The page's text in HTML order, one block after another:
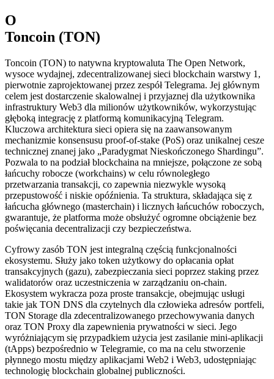
O
Toncoin (TON)
Toncoin (TON) to natywna kryptowaluta The Open Network,
wysoce wydajnej, zdecentralizowanej sieci blockchain warstwy 1,
pierwotnie zaprojektowanej przez zespół Telegrama. Jej głównym
celem jest dostarczenie skalowalnej i przyjaznej dla użytkownika
infrastruktury Web3 dla milionów użytkowników, wykorzystując
głęboką integrację z platformą komunikacyjną Telegram.
Kluczowa architektura sieci opiera się na zaawansowanym
mechanizmie konsensusu proof-of-stake (PoS) oraz unikalnej cesze
technicznej znanej jako „Paradygmat Nieskończonego Shardingu”.
Pozwala to na podział blockchaina na mniejsze, połączone ze sobą
łańcuchy robocze (workchains) w celu równoległego
przetwarzania transakcji, co zapewnia niezwykle wysoką
przepustowość i niskie opóźnienia. Ta struktura, składająca się z
łańcucha głównego (masterchain) i licznych łańcuchów roboczych,
gwarantuje, że platforma może obsłużyć ogromne obciążenie bez
poświęcania decentralizacji czy bezpieczeństwa.
Cyfrowy zasób TON jest integralną częścią funkcjonalności
ekosystemu. Służy jako token użytkowy do opłacania opłat
transakcyjnych (gazu), zabezpieczania sieci poprzez staking przez
walidatorów oraz uczestniczenia w zarządzaniu on-chain.
Ekosystem wykracza poza proste transakcje, obejmując usługi
takie jak TON DNS dla czytelnych dla człowieka adresów portfeli,
TON Storage dla zdecentralizowanego przechowywania danych
oraz TON Proxy dla zapewnienia prywatności w sieci. Jego
wyróżniającym się przypadkiem użycia jest zasilanie mini-aplikacji
(tApps) bezpośrednio w Telegramie, co ma na celu stworzenie
płynnego mostu między aplikacjami Web2 i Web3, udostępniając
technologię blockchain globalnej publiczności.